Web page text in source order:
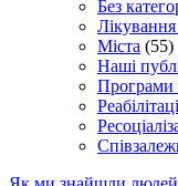
Без
Лікування
Міста (55)
Наші
Програми